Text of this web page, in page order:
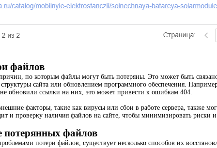
файлов
по которым файлы могут быть потеряны. Это может быть
сайта или обновлением программного обеспечения.
обновили ссылки на них, это может привести к ошибкам 404.
факторы, такие как вирусы или сбои в работе сервера, также
и проверку наличия файлов на сайте, чтобы минимизировать риски
потерянных файлов
потери файлов, существует несколько способов их